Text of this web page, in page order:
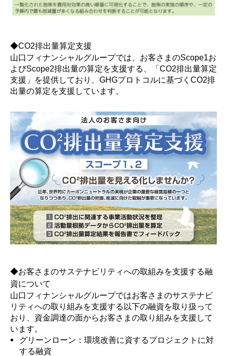
◆CO2排出量算定支援
山口フィナンシャルグループでは、お客さまのScope1お
よびScope2排出量の算定を支援する、「CO2排出量算定
支援」を提供しており、GHGプロトコルに基づくCO2排
出量の算定を支援しています。
◆お客さまのサステナビリティへの取組みを支援する融
資について
山口フィナンシャルグループではお客さまのサステナビ
リティへの取り組みを支援する以下の融資を取り扱って
おり、資金調達の面からお客さまの取り組みを支援して
います。
グリーンローン：環境改善に資するプロジェクトに対
する融資